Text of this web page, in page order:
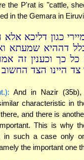
the P'rat is "cattle,
in the Gemara in
כגון דליכא
דההיא שמעתא
כך וכענין זה
צד היינו הצד
And in Nazir
characteristic in
and there is
This is why
in such a case only
the important one